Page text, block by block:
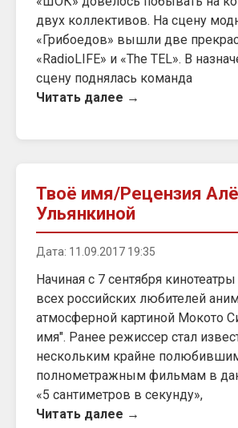
двух коллективов. На сцену
«Грибоедов» вышли две
«RadioLIFE» и «The TEL». В
сцену поднялась команда
Читать далее →
Твоё имя/Рецензия
Ульянкиной
Дата: 11.09.2017 19:35
Начиная с 7 сентября
всех российских любителей
атмосферной картиной Мокото
имя". Ранее режиссер стал
нескольким крайне
полнометражным фильмам в
«5 сантиметров в секунду»,
Читать далее →